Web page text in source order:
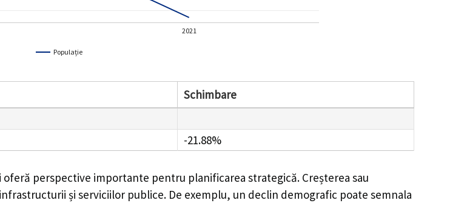
Populație
2021
Schimbare
-21.88%
perspective importante pentru planificarea strategică. Creșterea sau
și serviciilor publice. De exemplu, un declin demografic poate semnala